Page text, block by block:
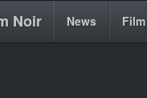
Noir News